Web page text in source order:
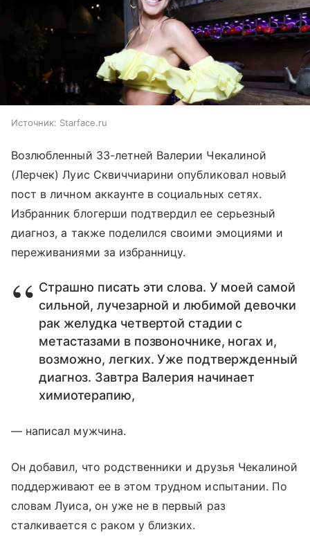
Источник: Starface.ru
Возлюбленный 33-летней Валерии Чекалиной
(Лерчек) Луис Сквиччиарини опубликовал новый
пост в личном аккаунте в социальных сетях.
Избранник блогерши подтвердил ее серьезный
диагноз, а также поделился своими эмоциями и
переживаниями за избранницу.
Страшно писать эти слова. У моей самой
сильной, лучезарной и любимой девочки
рак желудка четвертой стадии с
метастазами в позвоночнике, ногах и,
возможно, легких. Уже подтвержденный
диагноз. Завтра Валерия начинает
химиотерапию,
— написал мужчина.
Он добавил, что родственники и друзья Чекалиной
поддерживают ее в этом трудном испытании. По
словам Луиса, он уже не в первый раз
сталкивается с раком у близких.